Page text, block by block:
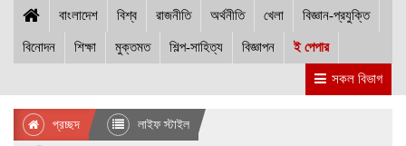
বাংলাদেশ বিশ্ব রাজনীতি অর্থনীতি খেলা বিজ্ঞান-প্রযুক্তি
বিনোদন শিক্ষা মুক্তমত শিল্প-সাহিত্য বিজ্ঞাপন ই পেপার
সকল বিভাগ
প্রচ্ছদ লাইফ স্টাইল